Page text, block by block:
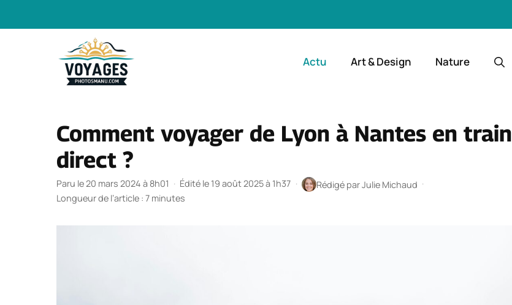
Actu Art & Design Nature
Comment voyager de Lyon à Nantes en train
direct ?
Paru le 20 mars 2024 à 8h01 · Édité le 19 août 2025 à 1h37 · Rédigé parJulie Michaud ·
Longueur de l’article : 7 minutes